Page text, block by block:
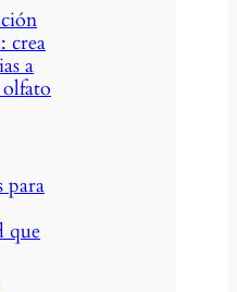
crea
a
para
que